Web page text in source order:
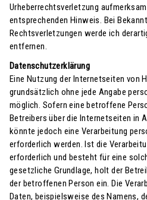
Urheberrechtsverletzung
entsprechenden Hinweis. Bei
Rechtsverletzungen werde ich
entfernen.
Datenschutzerklärung
Eine Nutzung der Internetseiten von Holger Schaeben (Betreiber) ist grundsätzlich ohne jede Angabe personenbezogener Daten möglich. Sofern eine betroffene Person besondere Services des Betreibers über die Internetseiten in Anspruch nehmen möchte, könnte jedoch eine Verarbeitung personenbezogener Daten erforderlich werden. Ist die Verarbeitung personenbezogener Daten erforderlich und besteht für eine solche Verarbeitung keine gesetzliche Grundlage, holt der Betreiber generell eine Einwilligung der betroffenen Person ein. Die Verarbeitung personenbezogener Daten, beispielsweise des Namens, der Anschrift, E-Mail-Adresse oder Telefonnummer einer betroffenen Person, erfolgt stets im Einklang mit der Datenschutz-Grundverordnung und in Übereinstimmung mit den für den Betreiber geltenden landesspezifischen Datenschutzbestimmungen. Mittels dieser Datenschutzerklärung möchte der Betreiber die Öffentlichkeit über Art, Umfang und Zweck der erhobenen, genutzten und verarbeiteten personenbezogenen Daten informieren. Ferner werden betroffene Personen mittels dieser Datenschutzerklärung über die ihnen zustehenden Rechte aufgeklärt. Der Betreiber hat als für die Verarbeitung Verantwortlicher zahlreiche technische und organisatorische Maßnahmen umgesetzt, um einen möglichst lückenlosen Schutz der über diese Internetseite verarbeiteten personenbezogenen Daten sicherzustellen. Dennoch können Internetbasierte Datenübertragungen grundsätzlich Sicherheitslücken aufweisen, sodass ein absoluter Schutz nicht gewährleistet werden kann. Aus diesem Grund steht es jeder betroffenen Person frei, personenbezogene Daten auch auf alternativen Wegen, beispielsweise telefonisch, an den Betreiber zu übermitteln. 1. Begriffsbestimmungen Die Datenschutzerklärung des Betreibers beruht auf den Begrifflichkeiten, die durch den Europäischen Richtlinien- und Verordnungsgeber beim Erlass der Datenschutz-Grundverordnung (DS-GVO) verwendet wurden. Die Datenschutzerklärung soll sowohl für die Öffentlichkeit als auch für Kunden und Geschäftspartner einfach lesbar und verständlich sein. Um dies zu gewährleisten, möchten der Betreiber vorab die verwendeten Begrifflichkeiten erläutern. In dieser Datenschutzerklärung werden unter anderem die folgenden Begriffe verwendet: a) personenbezogene Daten Personenbezogene Daten sind alle Informationen, die sich auf eine identifizierte oder identifizierbare natürliche Person (im Folgenden „betroffene Person“) beziehen. Als identifizierbar wird eine natürliche Person angesehen, die direkt oder indirekt, insbesondere mittels Zuordnung zu einer Kennung wie einem Namen, zu einer Kennnummer, zu Standortdaten, zu einer Online-Kennung oder zu einem oder mehreren besonderen Merkmalen, die Ausdruck der physischen, physiologischen, genetischen, psychischen, wirtschaftlichen, kulturellen oder sozialen Identität dieser natürlichen Person sind, identifiziert werden kann. b) betroffene Person Betroffene Person ist jede identifizierte oder identifizierbare natürliche Person, deren personenbezogene Daten von dem für die Verarbeitung Verantwortlichen verarbeitet werden. c) Verarbeitung Verarbeitung ist jeder mit oder ohne Hilfe automatisierter Verfahren ausgeführte Vorgang oder jede solche Vorgangsreihe im Zusammenhang mit personenbezogenen Daten wie das Erheben, das Erfassen, die Organisation, das Ordnen, die Speicherung, die Anpassung oder Veränderung, das Auslesen, das Abfragen, die Verwendung, die Offenlegung durch Übermittlung, Verbreitung oder eine andere Form der Bereitstellung, den Abgleich oder die Verknüpfung, die Einschränkung, das Löschen oder die Vernichtung. d) Einschränkung der Verarbeitung Einschränkung der Verarbeitung ist die Markierung gespeicherter personenbezogener Daten mit dem Ziel, ihre künftige Verarbeitung einzuschränken. e) Profiling Profiling ist jede Art der automatisierten Verarbeitung personenbezogener Daten, die darin besteht, dass diese personenbezogenen Daten verwendet werden, um bestimmte persönliche Aspekte, die sich auf eine natürliche Person beziehen, zu bewerten, insbesondere, um Aspekte bezüglich Arbeitsleistung, wirtschaftlicher Lage, Gesundheit, persönlicher Vorlieben, Interessen, Zuverlässigkeit, Verhalten, Aufenthaltsort oder Ortswechsel dieser natürlichen Person zu analysieren oder vorherzusagen. f) Pseudonymisierung Pseudonymisierung ist die Verarbeitung personenbezogener Daten in einer Weise, auf welche die personenbezogenen Daten ohne Hinzuziehung zusätzlicher Informationen nicht mehr einer spezifischen betroffenen Person zugeordnet werden können, sofern diese zusätzlichen Informationen gesondert aufbewahrt werden und technischen und organisatorischen Maßnahmen unterliegen, die gewährleisten, dass die personenbezogenen Daten nicht einer identifizierten oder identifizierbaren natürlichen Person zugewiesen werden. g) Verantwortlicher oder für die Verarbeitung Verantwortlicher Verantwortlicher oder für die Verarbeitung Verantwortlicher ist die natürliche oder juristische Person, Behörde, Einrichtung oder andere Stelle, die allein oder gemeinsam mit anderen über die Zwecke und Mittel der Verarbeitung von personenbezogenen Daten entscheidet. Sind die Zwecke und Mittel dieser Verarbeitung durch das Unionsrecht oder das Recht der Mitgliedstaaten vorgegeben, so kann der Verantwortliche beziehungsweise können die bestimmten Kriterien seiner Benennung nach dem